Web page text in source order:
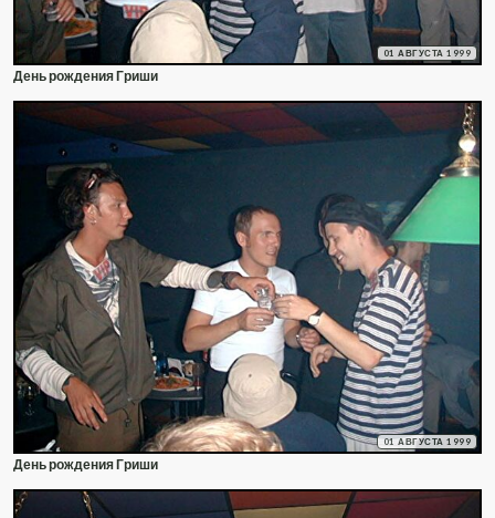
01 АВГУСТА 1999
День рождения Гриши
01 АВГУСТА 1999
День рождения Гриши